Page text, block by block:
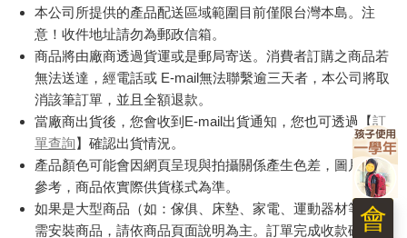
本公司所提供的產品配送區域範圍目前僅限台灣本島。注
意！收件地址請勿為郵政信箱。
商品將由廠商透過貨運或是郵局寄送。消費者訂購之商品若
無法送達，經電話或 E-mail無法聯繫逾三天者，本公司將取
消該筆訂單，並且全額退款。
當廠商出貨後，您會收到E-mail出貨通知，您也可透過【訂
單查詢】確認出貨情況。
產品顏色可能會因網頁呈現與拍攝關係產生色差，圖片僅供
參考，商品依實際供貨樣式為準。
如果是大型商品（如：傢俱、床墊、家電、運動器材等）及
需安裝商品，請依商品頁面說明為主。訂單完成收款確認